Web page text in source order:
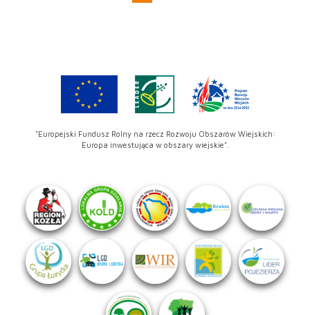
"Europejski Fundusz Rolny na rzecz Rozwoju Obszarów Wiejskich:
Europa inwestująca w obszary wiejskie".